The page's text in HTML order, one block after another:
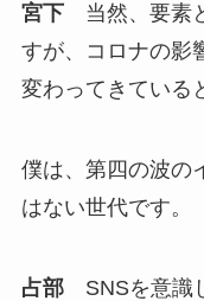
宮下当然、要素
すが、コロナの影
変わってきている
僕は、第四の波の
はない世代です。
占部SNSを意識